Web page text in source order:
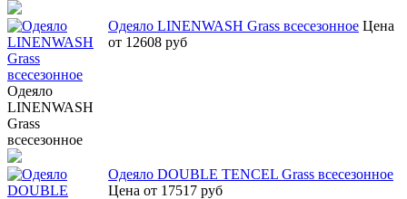
Одеяло
LINENWASH
Grass
всесезонное
Одеяло LINENWASH Grass всесезонное Цена
от 12608 руб
Одеяло DOUBLE TENCEL Grass всесезонное
Цена от 17517 руб